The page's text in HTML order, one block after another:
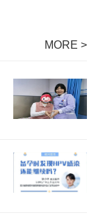
MORE >